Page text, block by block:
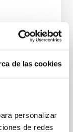
de las cookies
personalizar
de redes
-